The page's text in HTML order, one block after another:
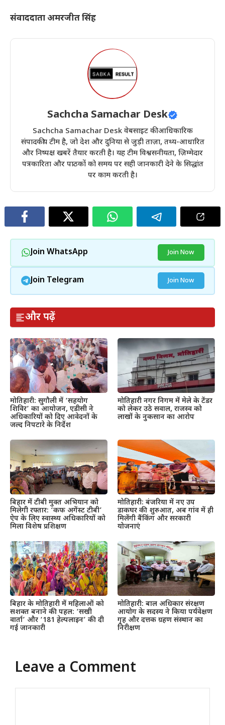
संवाददाता अमरजीत सिंह
Sachcha Samachar Desk
Sachcha Samachar Desk वेबसाइट की आधिकारिक
संपादकीय टीम है, जो देश और दुनिया से जुड़ी ताज़ा, तथ्य-आधारित
और निष्पक्ष खबरें तैयार करती है। यह टीम विश्वसनीयता, ज़िम्मेदार
पत्रकारिता और पाठकों को समय पर सही जानकारी देने के सिद्धांत
पर काम करती है।
Join WhatsApp Join Now
Join Telegram Join Now
और पढ़ें
मोतिहारी: सुगौली में ‘सहयोग
शिविर’ का आयोजन, एडीसी ने
अधिकारियों को दिए आवेदनों के
जल्द निपटारे के निर्देश
मोतिहारी नगर निगम में मेले के टेंडर
को लेकर उठे सवाल, राजस्व को
लाखों के नुकसान का आरोप
बिहार में टीबी मुक्त अभियान को
मिलेगी रफ्तार: ‘कफ अगेंस्ट टीबी’
ऐप के लिए स्वास्थ्य अधिकारियों को
मिला विशेष प्रशिक्षण
मोतिहारी: बंजरिया में नए उप
डाकघर की शुरुआत, अब गांव में ही
मिलेंगी बैंकिंग और सरकारी
योजनाएं
बिहार के मोतिहारी में महिलाओं को
सशक्त बनाने की पहल: ‘सखी
वार्ता’ और ‘181 हेल्पलाइन’ की दी
गई जानकारी
मोतिहारी: बाल अधिकार संरक्षण
आयोग के सदस्य ने किया पर्यवेक्षण
गृह और दत्तक ग्रहण संस्थान का
निरीक्षण
Leave a Comment